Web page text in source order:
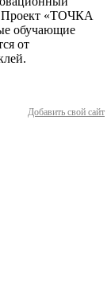
Проект «ТОЧКА
обучающие
от
Добавить свой сайт